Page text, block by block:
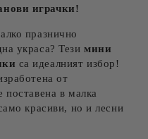
играчки!
празнично
украса? Тезимини
са идеалният избор!
от
поставена в малка
красиви, но и лесни